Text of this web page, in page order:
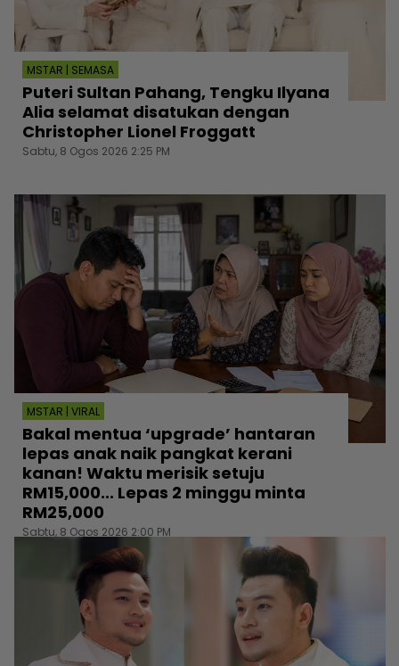
MSTAR | SEMASA
Puteri Sultan Pahang, Tengku Ilyana
Alia selamat disatukan dengan
Christopher Lionel Froggatt
Sabtu, 8 Ogos 2026 2:25 PM
MSTAR | VIRAL
Bakal mentua ‘upgrade’ hantaran
lepas anak naik pangkat kerani
kanan! Waktu merisik setuju
RM15,000... Lepas 2 minggu minta
RM25,000
Sabtu, 8 Ogos 2026 2:00 PM